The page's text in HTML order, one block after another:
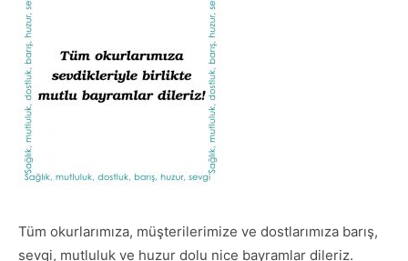
Tüm okurlarımıza, müşterilerimize ve dostlarımıza barış,
sevgi, mutluluk ve huzur dolu nice bayramlar dileriz.